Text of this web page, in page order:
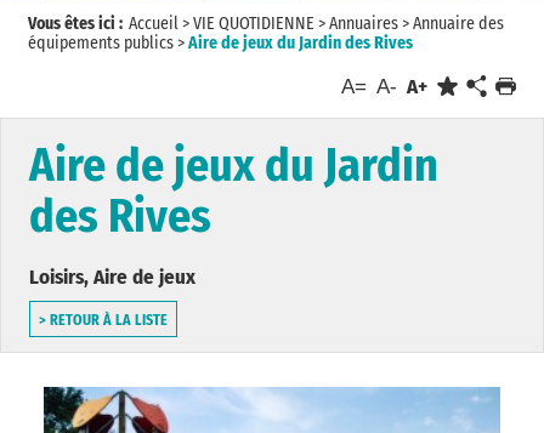
Vous êtes ici : Accueil>VIE QUOTIDIENNE >Annuaires>Annuaire des
équipements publics>Aire de jeux du Jardin des Rives
A= A- A+
Aire de jeux du Jardin
des Rives
Loisirs, Aire de jeux
> RETOUR À LA LISTE